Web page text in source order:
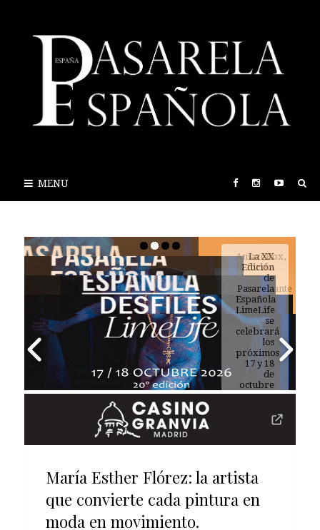
MENU
AmazeBox,
la forma
más
emocionante
de
descubrir
tu rutina
de
belleza
María Esther Flórez: la artista
que convierte cada pintura en
moda en movimiento.